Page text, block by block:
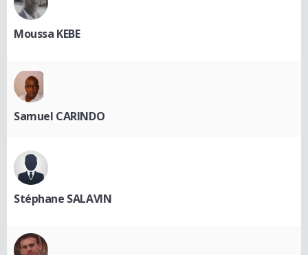
Moussa KEBE
Samuel CARINDO
Stéphane SALAVIN